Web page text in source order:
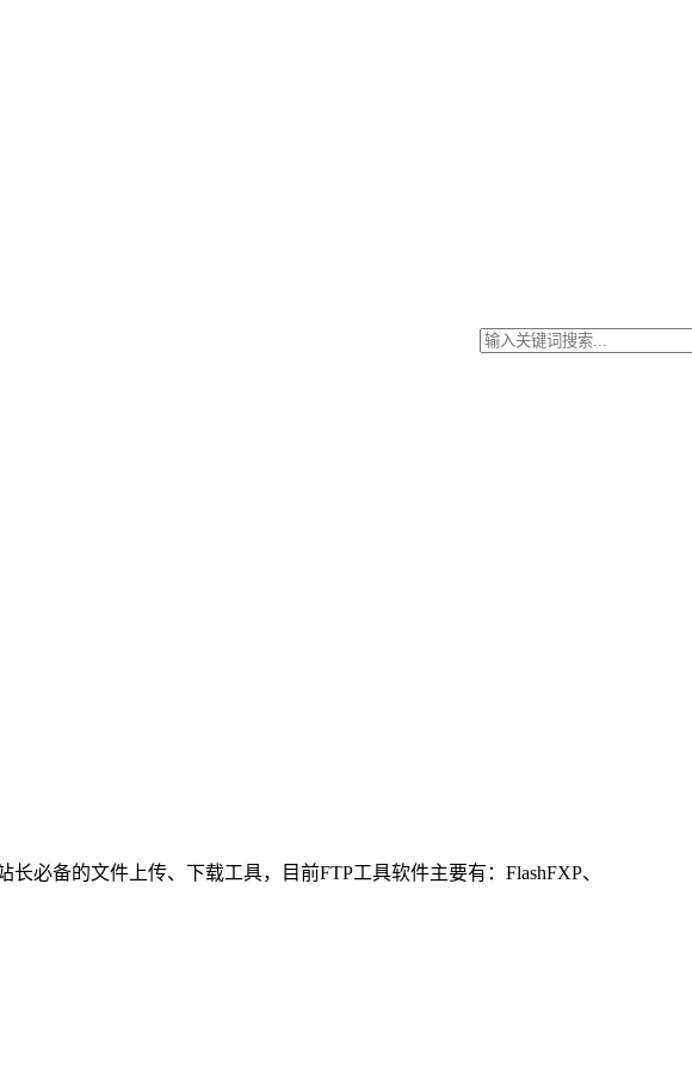
必备的文件上传、下载工具，目前FTP工具软件主要有：FlashFXP、